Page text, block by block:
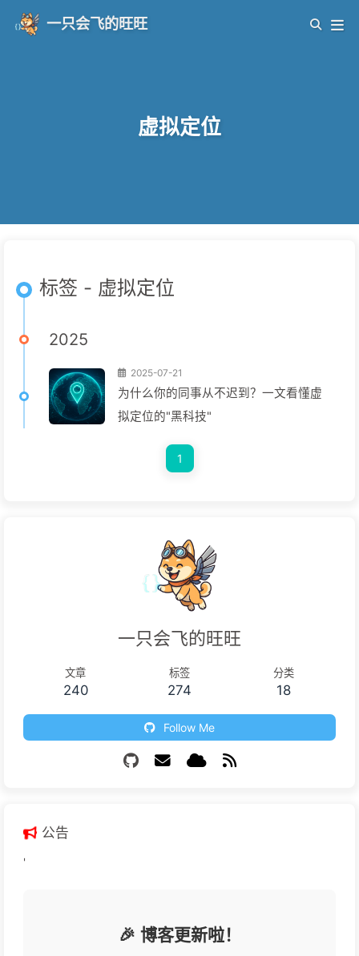
一只会飞的旺旺
虚拟定位
标签 - 虚拟定位
2025
2025-07-21
为什么你的同事从不迟到？一文看懂虚
拟定位的"黑科技"
1
一只会飞的旺旺
文章
240
标签
274
分类
18
Follow Me
公告
'
🎉 博客更新啦！